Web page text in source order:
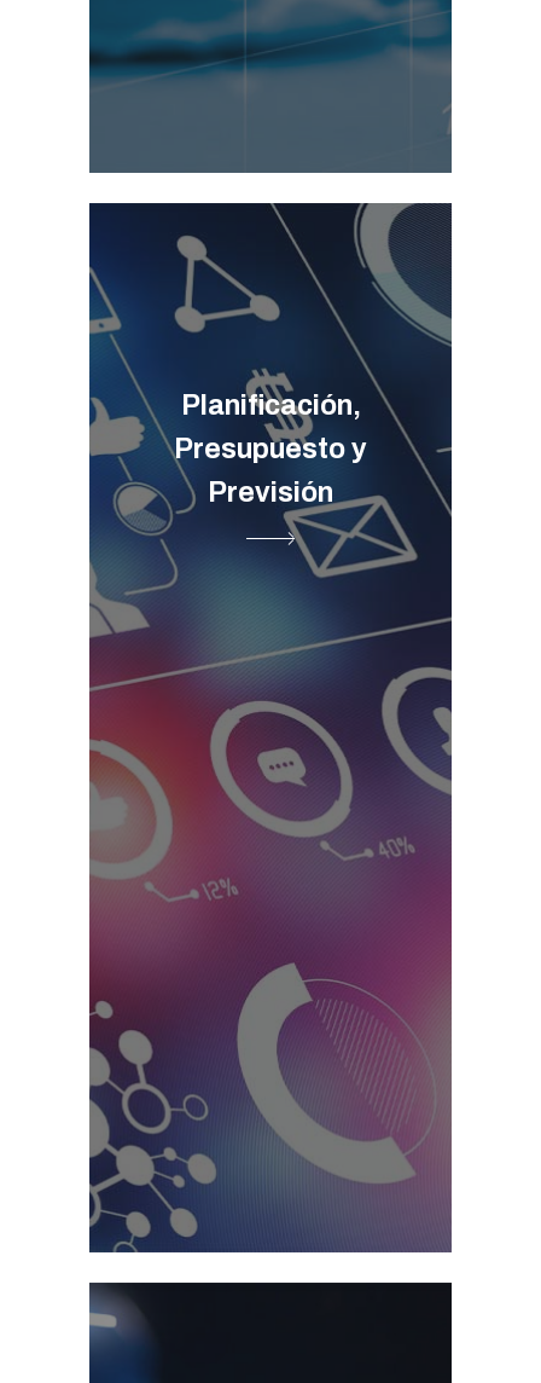
Consolidación Financiera
Planificación,
Presupuesto y
Previsión
Planificación & Controlling
➞